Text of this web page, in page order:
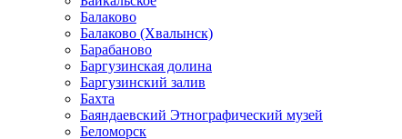
Балаково
Балаково (Хвалынск)
Барабаново
Баргузинская долина
Баргузинский залив
Бахта
Баяндаевский Этнографический музей
Беломорск